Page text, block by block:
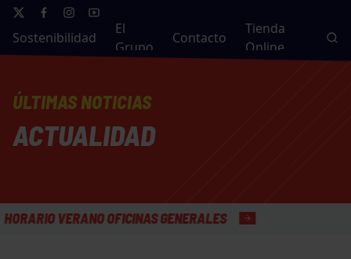
Sostenibilidad
El
Grupo
Contacto
Tienda
Online
ÚLTIMAS NOTICIAS
ACTUALIDAD
OFICINAS GENERALES